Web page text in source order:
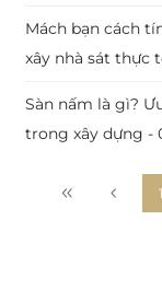
Mách bạn cách
xây nhà sát thực
Sàn nấm là gì?
trong xây dựng -
1